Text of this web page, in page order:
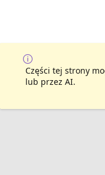
Części tej strony
lub przez AI.